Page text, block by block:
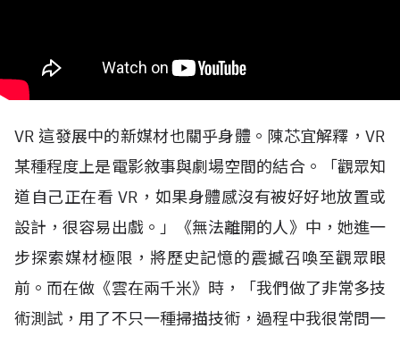
VR 這發展中的新媒材也關乎身體。陳芯宜解釋，VR
某種程度上是電影敘事與劇場空間的結合。「觀眾知
道自己正在看 VR ，如果身體感沒有被好好地放置或
設計，很容易出戲。」《無法離開的人》中，她進一
步探索媒材極限，將歷史記憶的震撼召喚至觀眾眼
前。而在做《雲在兩千米》時，「我們做了非常多技
術測試，用了不只一種掃描技術，過程中我很常問一